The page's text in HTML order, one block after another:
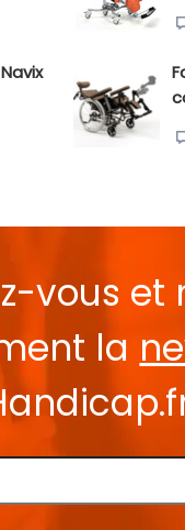
vous et
la